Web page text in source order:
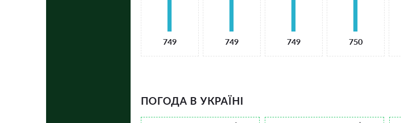
749 749 749 750
ПОГОДА В УКРАЇНІ